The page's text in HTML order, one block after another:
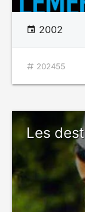
2002
202455
Les